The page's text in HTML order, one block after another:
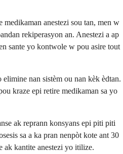
anestezi sou tan, men w
rekiperasyon an. Anestezi a ap
sante yo kontwole w pou asire tout
nan sistèm ou nan kèk èdtan.
kraze epi retire medikaman sa yo
ak reprann konsyans epi piti piti
sa a ka pran nenpòt kote ant 30
ak kantite anestezi yo itilize.